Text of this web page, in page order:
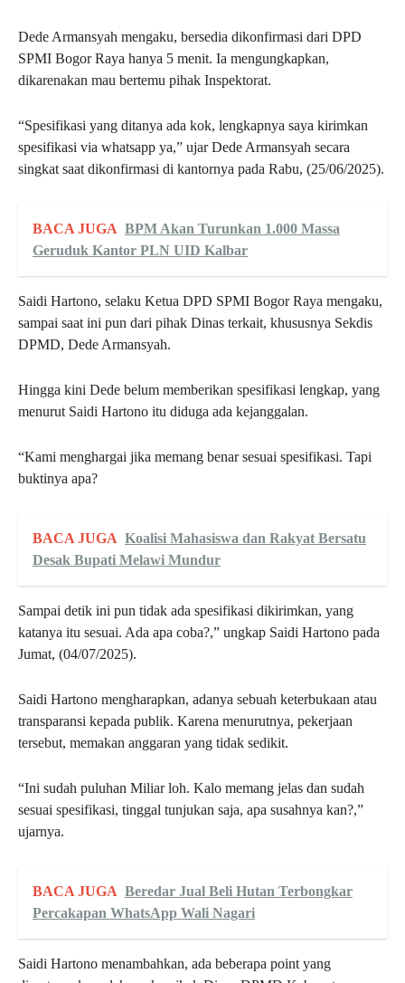
Dede Armansyah mengaku, bersedia dikonfirmasi dari DPD
SPMI Bogor Raya hanya 5 menit. Ia mengungkapkan,
dikarenakan mau bertemu pihak Inspektorat.
“Spesifikasi yang ditanya ada kok, lengkapnya saya kirimkan
spesifikasi via whatsapp ya,” ujar Dede Armansyah secara
singkat saat dikonfirmasi di kantornya pada Rabu, (25/06/2025).
BACA JUGA BPM Akan Turunkan 1.000 Massa
Geruduk Kantor PLN UID Kalbar
Saidi Hartono, selaku Ketua DPD SPMI Bogor Raya mengaku,
sampai saat ini pun dari pihak Dinas terkait, khususnya Sekdis
DPMD, Dede Armansyah.
Hingga kini Dede belum memberikan spesifikasi lengkap, yang
menurut Saidi Hartono itu diduga ada kejanggalan.
“Kami menghargai jika memang benar sesuai spesifikasi. Tapi
buktinya apa?
BACA JUGA Koalisi Mahasiswa dan Rakyat Bersatu
Desak Bupati Melawi Mundur
Sampai detik ini pun tidak ada spesifikasi dikirimkan, yang
katanya itu sesuai. Ada apa coba?,” ungkap Saidi Hartono pada
Jumat, (04/07/2025).
Saidi Hartono mengharapkan, adanya sebuah keterbukaan atau
transparansi kepada publik. Karena menurutnya, pekerjaan
tersebut, memakan anggaran yang tidak sedikit.
“Ini sudah puluhan Miliar loh. Kalo memang jelas dan sudah
sesuai spesifikasi, tinggal tunjukan saja, apa susahnya kan?,”
ujarnya.
BACA JUGA Beredar Jual Beli Hutan Terbongkar
Percakapan WhatsApp Wali Nagari
Saidi Hartono menambahkan, ada beberapa point yang